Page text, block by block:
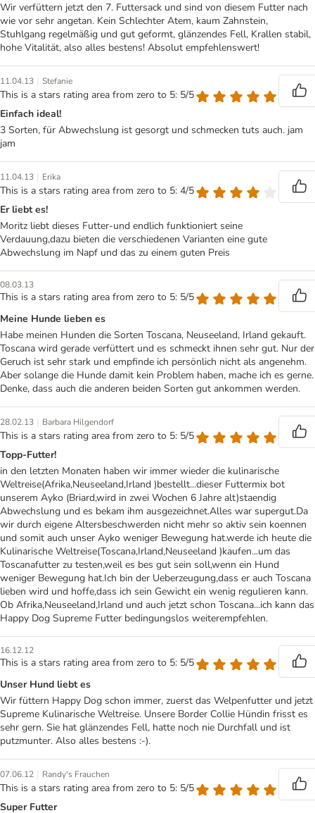
Wir verfüttern jetzt den 7. Futtersack und sind von diesem Futter nach
wie vor sehr angetan. Kein Schlechter Atem, kaum Zahnstein,
Stuhlgang regelmäßig und gut geformt, glänzendes Fell, Krallen stabil,
hohe Vitalität, also alles bestens! Absolut empfehlenswert!
11.04.13 | Stefanie
This is a stars rating area from zero to 5: 5/5
Einfach ideal!
3 Sorten, für Abwechslung ist gesorgt und schmecken tuts auch. jam
jam
11.04.13 | Erika
This is a stars rating area from zero to 5: 4/5
Er liebt es!
Moritz liebt dieses Futter-und endlich funktioniert seine
Verdauung,dazu bieten die verschiedenen Varianten eine gute
Abwechslung im Napf und das zu einem guten Preis
08.03.13
This is a stars rating area from zero to 5: 5/5
Meine Hunde lieben es
Habe meinen Hunden die Sorten Toscana, Neuseeland, Irland gekauft.
Toscana wird gerade verfüttert und es schmeckt ihnen sehr gut. Nur der
Geruch ist sehr stark und empfinde ich persönlich nicht als angenehm.
Aber solange die Hunde damit kein Problem haben, mache ich es gerne.
Denke, dass auch die anderen beiden Sorten gut ankommen werden.
28.02.13 | Barbara Hilgendorf
This is a stars rating area from zero to 5: 5/5
Topp-Futter!
in den letzten Monaten haben wir immer wieder die kulinarische
Weltreise(Afrika,Neuseeland,Irland )bestellt...dieser Futtermix bot
unserem Ayko (Briard,wird in zwei Wochen 6 Jahre alt)staendig
Abwechslung und es bekam ihm ausgezeichnet.Alles war supergut.Da
wir durch eigene Altersbeschwerden nicht mehr so aktiv sein koennen
und somit auch unser Ayko weniger Bewegung hat.werde ich heute die
Kulinarische Weltreise(Toscana,Irland,Neuseeland )kaufen...um das
Toscanafutter zu testen,weil es bes gut sein soll,wenn ein Hund
weniger Bewegung hat.Ich bin der Ueberzeugung,dass er auch Toscana
lieben wird und hoffe,dass ich sein Gewicht ein wenig regulieren kann.
Ob Afrika,Neuseeland,Irland und auch jetzt schon Toscana...ich kann das
Happy Dog Supreme Futter bedingungslos weiterempfehlen.
16.12.12
This is a stars rating area from zero to 5: 5/5
Unser Hund liebt es
Wir füttern Happy Dog schon immer, zuerst das Welpenfutter und jetzt
Supreme Kulinarische Weltreise. Unsere Border Collie Hündin frisst es
sehr gern. Sie hat glänzendes Fell, hatte noch nie Durchfall und ist
putzmunter. Also alles bestens :-).
07.06.12 | Randy's Frauchen
This is a stars rating area from zero to 5: 5/5
Super Futter